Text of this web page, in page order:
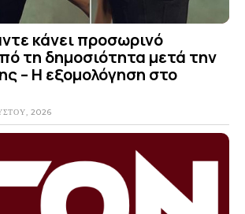
κάνει προσωρινό
τη δημοσιότητα μετά την
– Η εξομολόγηση στο
2026